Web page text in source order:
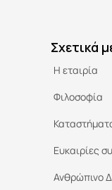
Σχετικά
Η εταιρία
Φιλοσοφία
Ευκαιρίες
Ανθρώπινο